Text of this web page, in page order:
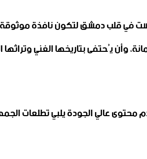
في قلب دمشق لتكون نافذة
وأن يُحتفى بتاريخها الغني
عالي الجودة يلبي تطلعات